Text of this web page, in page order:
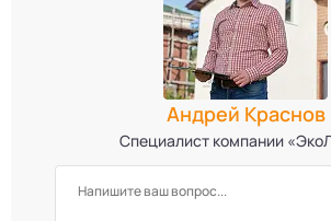
Андрей Краснов
Специалист компании